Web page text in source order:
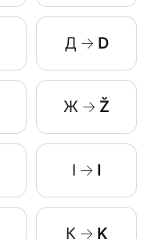
Д→ D
Ж→ Ž
І→ I
К→ K